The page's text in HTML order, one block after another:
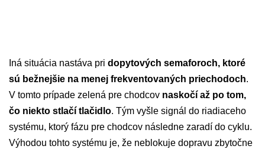
Iná situácia nastáva pri dopytových semaforoch, ktoré
sú bežnejšie na menej frekventovaných priechodoch.
V tomto prípade zelená pre chodcov naskočí až po tom,
čo niekto stlačí tlačidlo. Tým vyšle signál do riadiaceho
systému, ktorý fázu pre chodcov následne zaradí do cyklu.
Výhodou tohto systému je, že neblokuje dopravu zbytočne